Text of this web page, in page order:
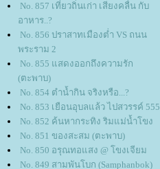
No. 857 เที่ยวถิ่นเก่า เสียงคลื่น กับ
อาหาร..?
No. 856 ปราสาทเมืองต่ำ VS ถนน
พระราม 2
No. 855 แสดงออกถึงความรัก
(ตะพาบ)
No. 854 ตำน้ำกิน จริงหรือ...?
No. 853 เยือนอุบลแล้ว ไปสวรรค์ 555
No. 852 ค้นหากระทิง ริมแม่น้ำโขง
No. 851 ของสะสม (ตะพาบ)
No. 850 อรุณทอแสง @ โขงเจียม
No. 849 สามพันโบก (Samphanbok)